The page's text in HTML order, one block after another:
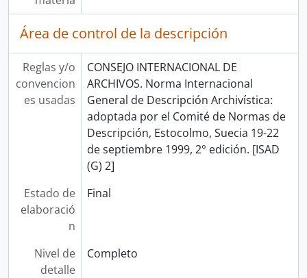
Área de control de la descripción
Reglas y/o
convencion
es usadas
CONSEJO INTERNACIONAL DE
ARCHIVOS. Norma Internacional
General de Descripción Archivística:
adoptada por el Comité de Normas de
Descripción, Estocolmo, Suecia 19-22
de septiembre 1999, 2° edición. [ISAD
(G) 2]
Estado de
elaboració
n
Final
Nivel de
detalle
Completo